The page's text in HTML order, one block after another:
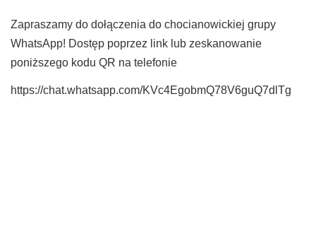
Zapraszamy do dołączenia do chocianowickiej grupy
WhatsApp! Dostęp poprzez link lub zeskanowanie
poniższego kodu QR na telefonie
https://chat.whatsapp.com/KVc4EgobmQ78V6guQ7dlTg